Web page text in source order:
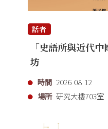
話者
「史語所與近代
坊
時間 2026-08-12
場所 研究大樓703室